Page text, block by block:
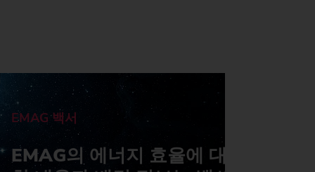
EMAG 백서
EMAG의 에너지 효율에 대한 자세